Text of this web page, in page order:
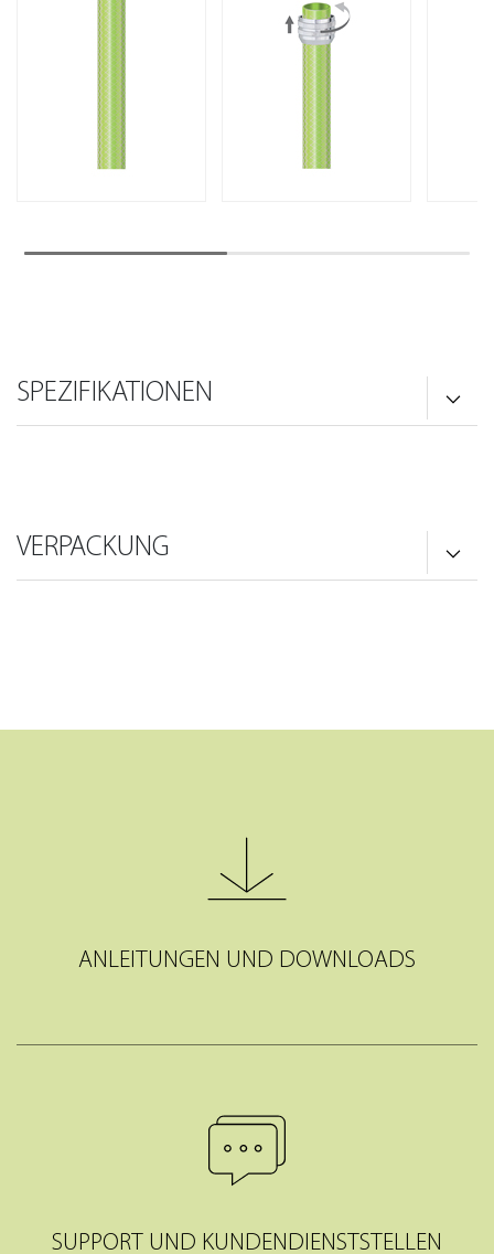
SPEZIFIKATIONEN
VERPACKUNG
ANLEITUNGEN UND DOWNLOADS
SUPPORT UND KUNDENDIENSTSTELLEN